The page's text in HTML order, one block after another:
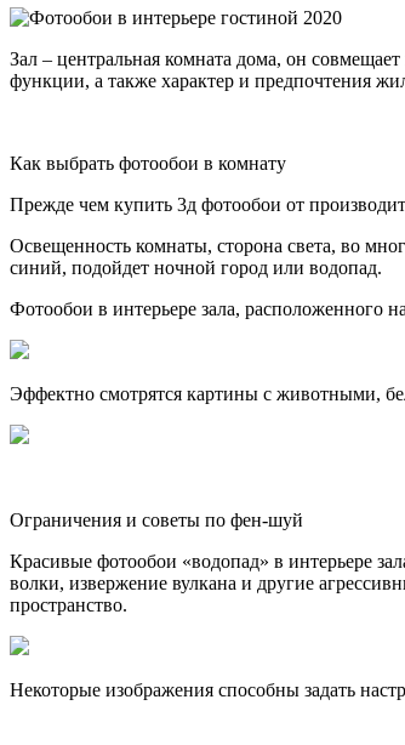
Зал – центральная комната дома, он
функции, а также характер и предпочтения
Как выбрать фотообои в комнату
Прежде чем купить 3д фотообои от
Освещенность комнаты, сторона света, во
синий, подойдет ночной город или водопад.
Фотообои в интерьере зала, расположенного
Эффектно смотрятся картины с животными,
Ограничения и советы по фен-шуй
Красивые фотообои «водопад» в интерьере
волки, извержение вулкана и другие
пространство.
Некоторые изображения способны задать